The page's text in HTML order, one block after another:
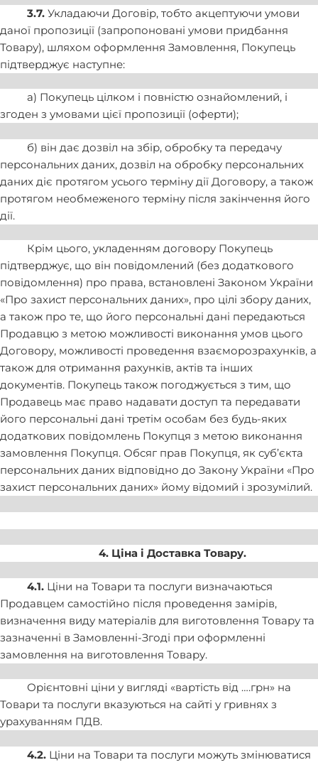
3.7.Укладаючи Договір, тобто акцептуючи умови
даної пропозиції (запропоновані умови придбання
Товару), шляхом оформлення Замовлення, Покупець
підтверджує наступне:
а) Покупець цілком і повністю ознайомлений, і
згоден з умовами цієї пропозиції (оферти);
б) він дає дозвіл на збір, обробку та передачу
персональних даних, дозвіл на обробку персональних
даних діє протягом усього терміну дії Договору, а також
протягом необмеженого терміну після закінчення його
дії.
Крім цього, укладенням договору Покупець
підтверджує, що він повідомлений (без додаткового
повідомлення) про права, встановлені Законом України
«Про захист персональних даних», про цілі збору даних,
а також про те, що його персональні дані передаються
Продавцю з метою можливості виконання умов цього
Договору, можливості проведення взаєморозрахунків, а
також для отримання рахунків, актів та інших
документів. Покупець також погоджується з тим, що
Продавець має право надавати доступ та передавати
його персональні дані третім особам без будь-яких
додаткових повідомлень Покупця з метою виконання
замовлення Покупця. Обсяг прав Покупця, як суб’єкта
персональних даних відповідно до Закону України «Про
захист персональних даних» йому відомий і зрозумілий.
4. Ціна і Доставка Товару.
4.1.Ціни на Товари та послуги визначаються
Продавцем самостійно після проведення замірів,
визначення виду матеріалів для виготовлення Товару та
зазначенні в Замовленні-Згоді при оформленні
замовлення на виготовлення Товару.
Орієнтовні ціни у вигляді «вартість від ….грн» на
Товари та послуги вказуються на сайті у гривнях з
урахуванням ПДВ.
4.2.Ціни на Товари та послуги можуть змінюватися